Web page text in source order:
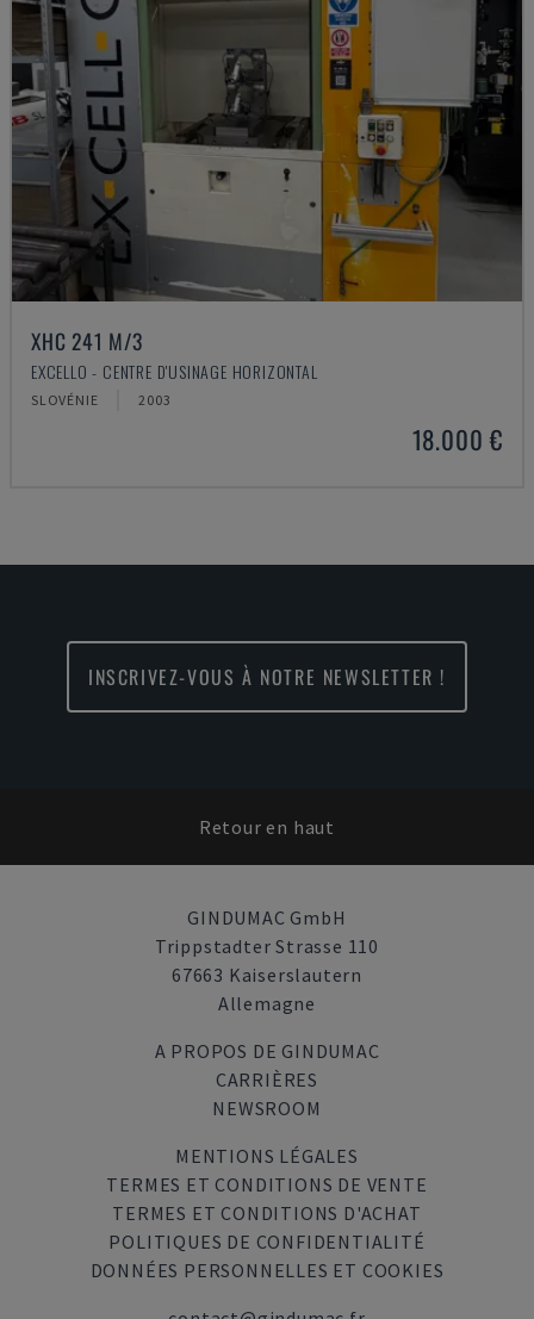
XHC 241 M/3
EXCELLO - CENTRE D'USINAGE HORIZONTAL
SLOVÉNIE 2003
18.000 €
INSCRIVEZ-VOUS À NOTRE NEWSLETTER !
Retour en haut
GINDUMAC GmbH
Trippstadter Strasse 110
67663 Kaiserslautern
Allemagne
A PROPOS DE GINDUMAC
CARRIÈRES
NEWSROOM
MENTIONS LÉGALES
TERMES ET CONDITIONS DE VENTE
TERMES ET CONDITIONS D'ACHAT
POLITIQUES DE CONFIDENTIALITÉ
DONNÉES PERSONNELLES ET COOKIES